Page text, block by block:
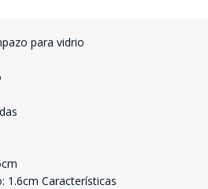
para vidrio
1.6cm Características